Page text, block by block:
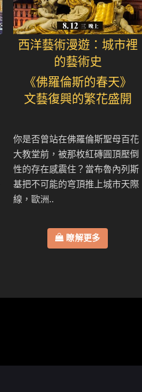
西洋藝術漫遊：城市裡
的藝術史
《佛羅倫斯的春天》
文藝復興的繁花盛開
你是否曾站在佛羅倫斯聖母百花
大教堂前，被那枚紅磚圓頂壓倒
性的存在感震住？當布魯內列斯
基把不可能的穹頂推上城市天際
線，歐洲..
瞭解更多